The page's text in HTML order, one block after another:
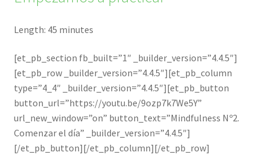
Length: 45 minutes
[et_pb_section fb_built=”1″ _builder_version=”4.4.5″]
[et_pb_row _builder_version=”4.4.5″][et_pb_column
type=”4_4″ _builder_version=”4.4.5″][et_pb_button
button_url=”https://youtu.be/9ozp7k7We5Y”
url_new_window=”on” button_text=”Mindfulness Nº2.
Comenzar el día” _builder_version=”4.4.5″]
[/et_pb_button][/et_pb_column][/et_pb_row]